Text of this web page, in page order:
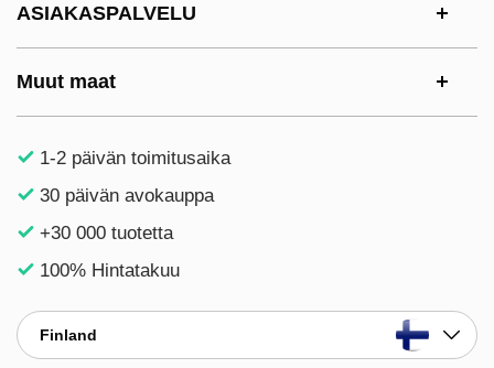
ASIAKASPALVELU
Muut maat
1-2 päivän toimitusaika
30 päivän avokauppa
+30 000 tuotetta
100% Hintatakuu
Finland